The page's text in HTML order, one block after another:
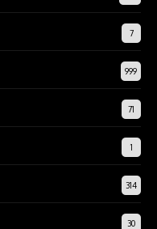
7
999
71
1
314
30